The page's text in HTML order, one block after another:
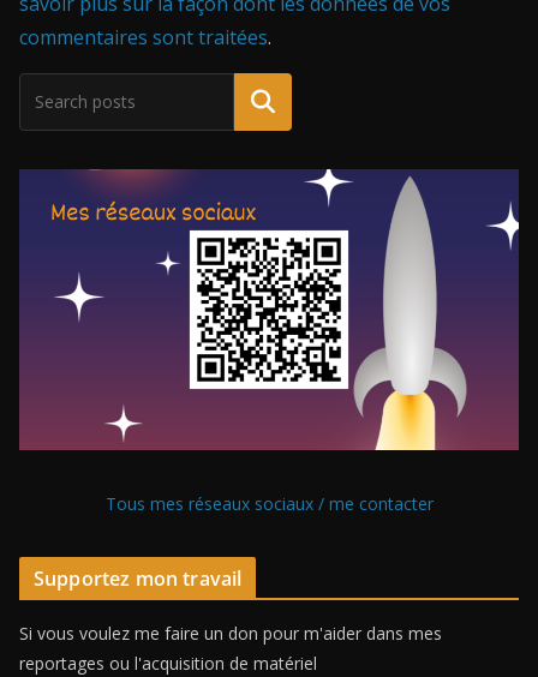
commentaires sont traitées.
Tous mes réseaux sociaux / me contacter
Supportez mon travail
Si vous voulez me faire un don pour m'aider dans mes
reportages ou l'acquisition de matériel